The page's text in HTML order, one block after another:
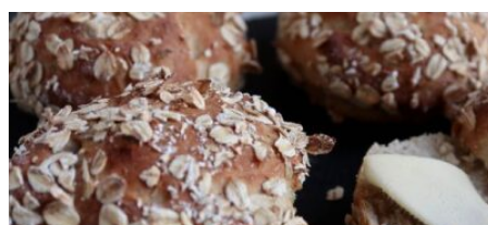
SE MERE